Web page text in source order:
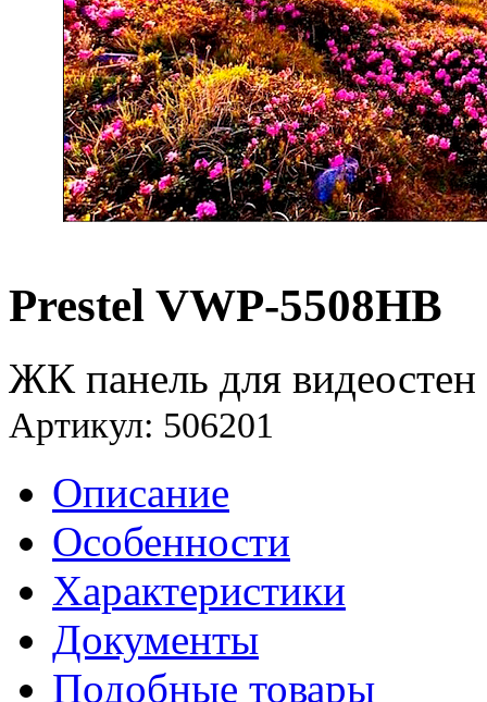
Prestel VWP-5508HB
ЖК панель для
Артикул: 506201
Описание
Особенности
Характеристики
Документы
Подобные товары